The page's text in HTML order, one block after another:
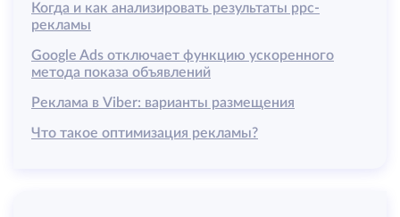
Когда и как анализировать результаты ррс-
рекламы
Google Ads отключает функцию ускоренного
метода показа объявлений
Реклама в Viber: варианты размещения
Что такое оптимизация рекламы?